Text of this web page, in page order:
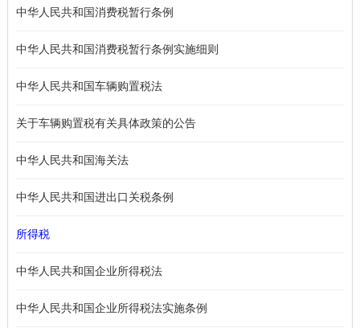
中华人民共和国消费税暂行条例
中华人民共和国消费税暂行条例实施细则
中华人民共和国车辆购置税法
关于车辆购置税有关具体政策的公告
中华人民共和国海关法
中华人民共和国进出口关税条例
所得税
中华人民共和国企业所得税法
中华人民共和国企业所得税法实施条例